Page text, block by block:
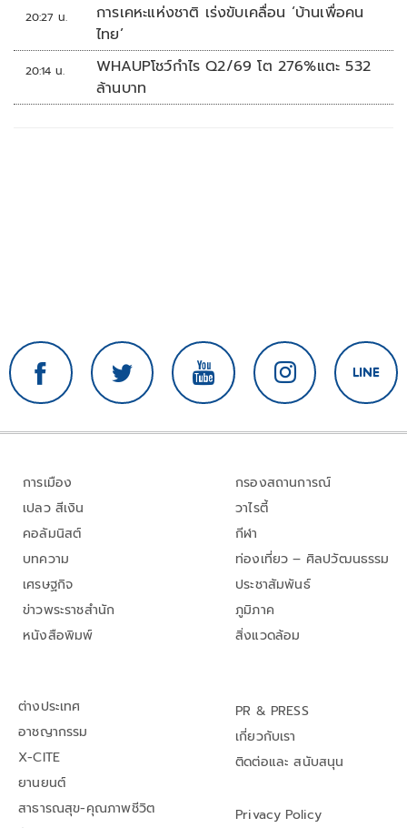
20:27 น.
การเคหะแห่งชาติ เร่งขับเคลื่อน ‘บ้านเพื่อคน
ไทย’
20:14 น.
WHAUPโชว์กำไร Q2/69 โต 276%แตะ 532
ล้านบาท
การเมือง
เปลว สีเงิน
คอลัมนิสต์
บทความ
เศรษฐกิจ
ข่าวพระราชสำนัก
หนังสือพิมพ์
กรองสถานการณ์
วาไรตี้
กีฬา
ท่องเที่ยว – ศิลปวัฒนธรรม
ประชาสัมพันธ์
ภูมิภาค
สิ่งแวดล้อม
ต่างประเทศ
อาชญากรรม
X-CITE
ยานยนต์
สาธารณสุข-คุณภาพชีวิต
PR & PRESS
เกี่ยวกับเรา
ติดต่อและ สนับสนุน
Privacy Policy